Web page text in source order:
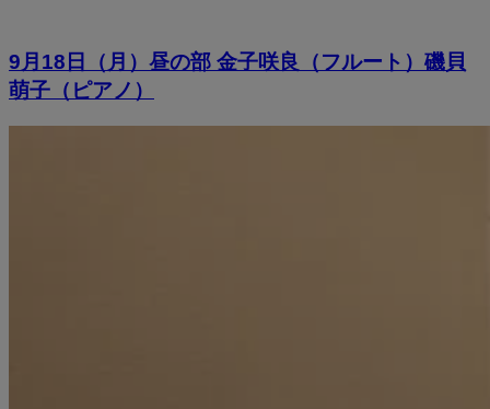
9月18日（月）昼の部 金子咲良（フルート）磯貝
萌子（ピアノ）